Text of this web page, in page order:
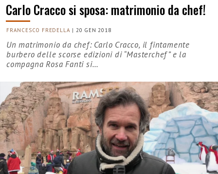
Carlo Cracco si sposa: matrimonio da chef!
FRANCESCO FREDELLA | 20 GEN 2018
Un matrimonio da chef: Carlo Cracco, il fintamente
burbero delle scorse edizioni di “Masterchef” e la
compagna Rosa Fanti si…